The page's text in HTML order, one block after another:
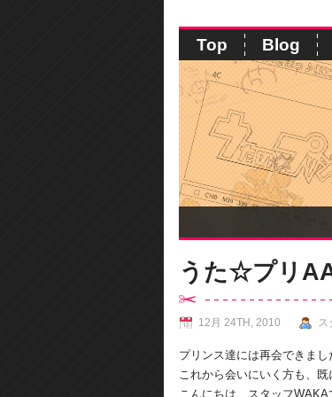
Top Blog
うた☆プリ
12月 24TH, 2010 ス
プリンス達には再会できまし
これから会いにいく方も、
こんにちは、スタッフWAKA